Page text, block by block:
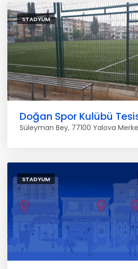
STADYUM
Doğan Spor Kulübü
Süleyman Bey, 77100 Yalova
STADYUM